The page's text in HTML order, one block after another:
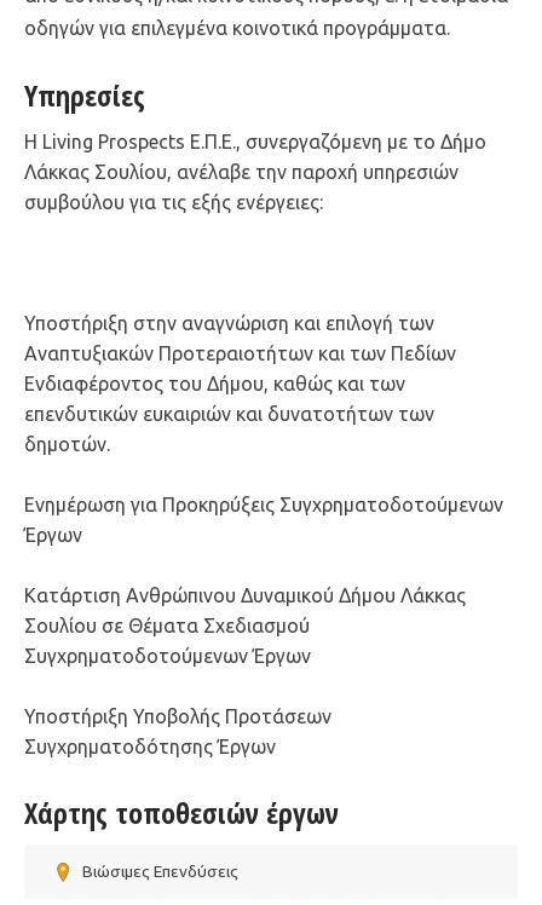
οδηγών για επιλεγμένα κοινοτικά προγράμματα.
Υπηρεσίες
Η Living Prospects Ε.Π.Ε., συνεργαζόμενη με το Δήμο
Λάκκας Σουλίου, ανέλαβε την παροχή υπηρεσιών
συμβούλου για τις εξής ενέργειες:
Υποστήριξη στην αναγνώριση και επιλογή των
Αναπτυξιακών Προτεραιοτήτων και των Πεδίων
Ενδιαφέροντος του Δήμου, καθώς και των
επενδυτικών ευκαιριών και δυνατοτήτων των
δημοτών.
Ενημέρωση για Προκηρύξεις Συγχρηματοδοτούμενων
Έργων
Κατάρτιση Ανθρώπινου Δυναμικού Δήμου Λάκκας
Σουλίου σε Θέματα Σχεδιασμού
Συγχρηματοδοτούμενων Έργων
Υποστήριξη Υποβολής Προτάσεων
Συγχρηματοδότησης Έργων
Χάρτης τοποθεσιών έργων
Βιώσιμες Επενδύσεις